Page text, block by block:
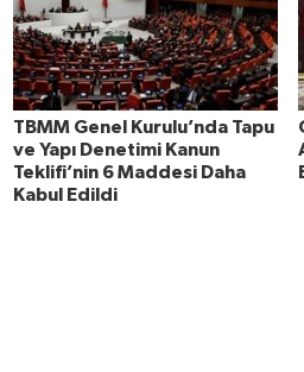
TBMM Genel Kurulu’nda Tapu
ve Yapı Denetimi Kanun
Teklifi’nin 6 Maddesi Daha
Kabul Edildi